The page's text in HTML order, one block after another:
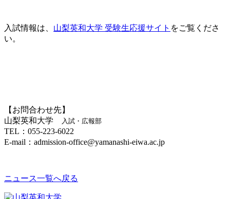
入試情報は、 山梨英和大学 受験生応援サイト をご覧くださ
い。
【お問合わせ先】
山梨英和大学
入試・広報部
TEL：055-223-6022
E-mail：admission-office@yamanashi-eiwa.ac.jp
ニュース一覧へ戻る